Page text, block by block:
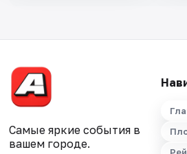
Самые яркие события в
вашем городе.